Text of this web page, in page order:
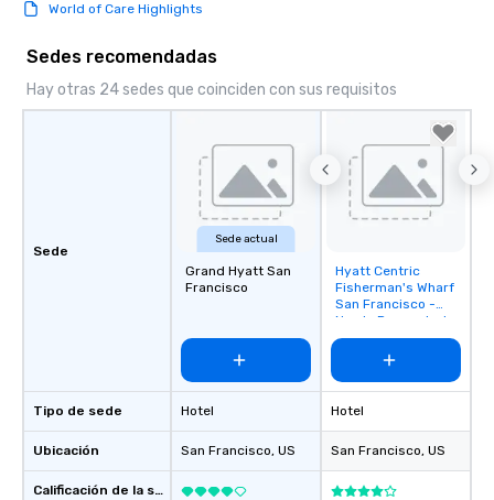
World of Care Highlights
Sedes recomendadas
Hay otras 24 sedes que coinciden con sus requisitos
Sede
Tipo de sede
Ubicación
Calificación de la sede
Sede actual
Grand Hyatt San
Francisco
Hotel
San Francisco, US
Removed from
favorites
Hyatt Centric
Fisherman's Wharf
San Francisco -
Newly Renovated
Hotel
San Francisco, US